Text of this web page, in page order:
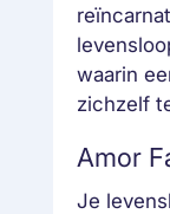
waarin
zichzelf
Amor
Je